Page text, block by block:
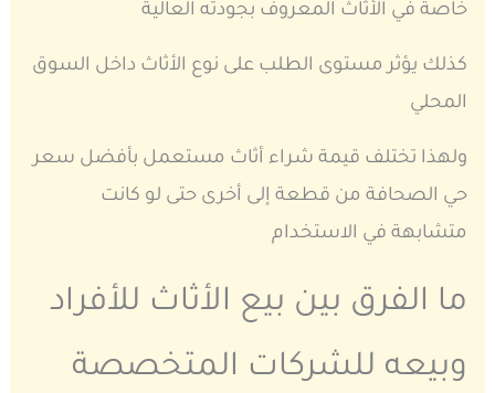
خاصة في الأثاث المعروف بجودته العالية
كذلك يؤثر مستوى الطلب على نوع الأثاث داخل السوق
المحلي
ولهذا تختلف قيمة شراء أثاث مستعمل بأفضل سعر
حي الصحافة من قطعة إلى أخرى حتى لو كانت
متشابهة في الاستخدام
ما الفرق بين بيع الأثاث للأفراد
وبيعه للشركات المتخصصة